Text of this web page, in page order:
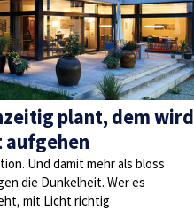
plant, dem wird
­aufgehen
Und damit mehr als bloss
die Dunkelheit. Wer es
mit Licht richtig